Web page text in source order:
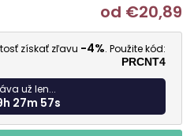
od €20,89
získať zľavu -4%. Použite kód:
PRCNT4
už len...
27m 56s